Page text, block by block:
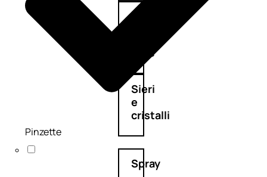
Lozioni
Fiale
Sieri
e
cristalli
Spray
Pinzette